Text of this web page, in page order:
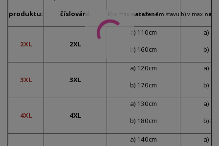
produktu:
číslování:
b) v max nataženém stavu b) v max
2XL 2XL
a) 110cm
b) 160cm
a)
b)
3XL 3XL
a) 120cm
b) 170cm
a)
b)
4XL 4XL
a) 130cm
b) 180cm
a)
b)
a) 140cm
a)